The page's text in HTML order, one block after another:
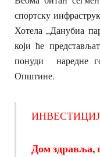
спортску
Хотела „Данубиа
који ће
понуди наредне
Општине.
Дом здравља,